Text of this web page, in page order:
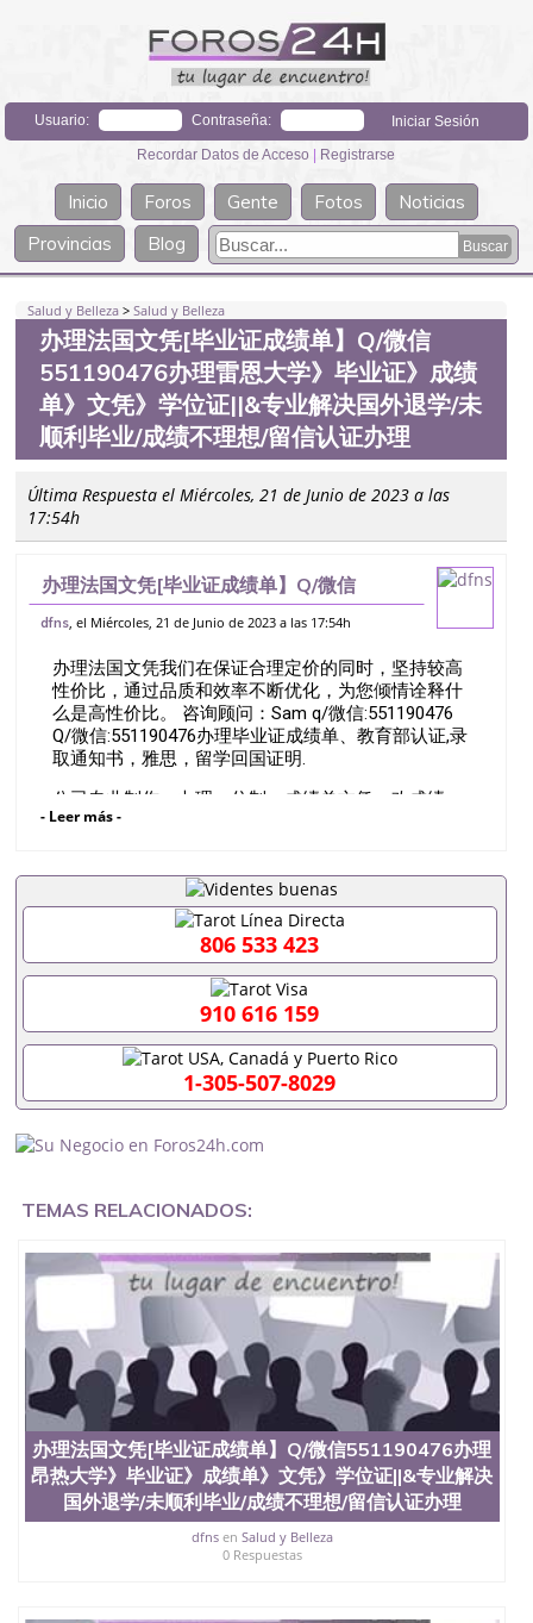
Usuario: Contraseña:
Recordar Datos de Acceso | Registrarse
Inicio Foros Gente Fotos
Noticias
Provincias
Blog
Salud y Belleza >Salud y Belleza
办理法国文凭[毕业证成绩单】Q/微信
551190476办理雷恩大学》毕业证》成绩
单》文凭》学位证||&专业解决国外退学/未
顺利毕业/成绩不理想/留信认证办理
Última Respuesta el Miércoles, 21 de Junio de 2023 a las
17:54h
办理法国文凭[毕业证成绩单】Q/微信
551190476办理雷恩大学》毕业证》成绩
顺利毕业/成绩不理想/留信认证办理
dfns , el Miércoles, 21 de Junio de 2023 a las 17:54h
办理法国文凭我们在保证合理定价的同时，坚持较高
性价比，通过品质和效率不断优化，为您倾情诠释什
么是高性价比。 咨询顾问：Sam q/微信:551190476
Q/微信:551190476办理毕业证成绩单、教育部认证,录
取通知书，雅思，留学回国证明.
公司专业制作、办理、仿制、成绩单文凭、改成绩、
教育部学历学位认证、毕业证、成绩单、文凭、学历
证认证、留服认证、使馆认证、使馆证明、使馆留学
回国人员证明、留学生认证、学历认证、文凭认证学
位认证、留学生学历认证、留学生学位认证、英国文
凭学历、美国文凭学历、澳洲文凭学历、加拿大文凭
学历、新西兰学历认证等q:551190476 微信：
551190476 圣何塞州立大学毕业证（San Jose State
University）圣何塞州立大学毕业证（San Jose State
University）圣何塞州立大学毕业证（San Jose State
University）圣何塞州立大学成绩单（San Jose State
University）圣何塞州立大学成绩单（ San Jose State
University）圣何塞州立大学成绩单（San Jose State
University）成绩单圣何塞州立大学文凭（San Jose
State University）圣何塞州立大学（San Jose State
University）圣何塞州立大学（ San Jose State
University）圣何塞州立大学文凭（San Jose State
University）圣何塞州立大学文凭（San Jose State
University）文凭圣何塞州立大学文凭（San Jose
State University）圣何塞州立大学学历（ San Jose
State University）圣何塞州立大学学历（San Jose
State University）圣何塞州立大学学历（San Jose
State University）圣 塞州立大学学历（San Jose
State University）圣何塞州立大学（San Jose State
University）圣何塞州立大学（San Jose State
University）圣何塞州立大学（San Jose State
University）圣何塞州立大学（San Jose State
University）圣何塞州立大学学位证（San Jose State
University）圣何塞州立大学学位证（San Jose State
University）圣何塞州立大学学位证（San Jose State
University）圣何塞州立大学（San Jose State
- Leer más -
806 533 423
910 616 159
1-305-507-8029
TEMAS RELACIONADOS:
办理法国文凭[毕业证成绩单】Q/微信551190476办理
昂热大学》毕业证》成绩单》文凭》学位证||&专业解决
国外退学/未顺利毕业/成绩不理想/留信认证办理
dfnsen Salud y Belleza
0 Respuestas